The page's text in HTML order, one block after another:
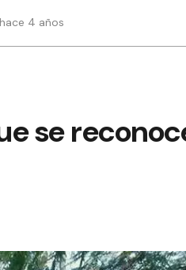
4 años
se